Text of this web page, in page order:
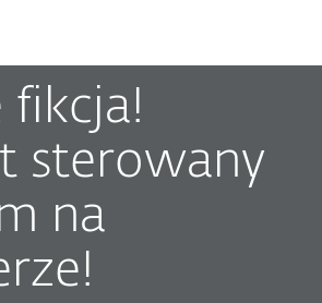
fikcja!
sterowany
na